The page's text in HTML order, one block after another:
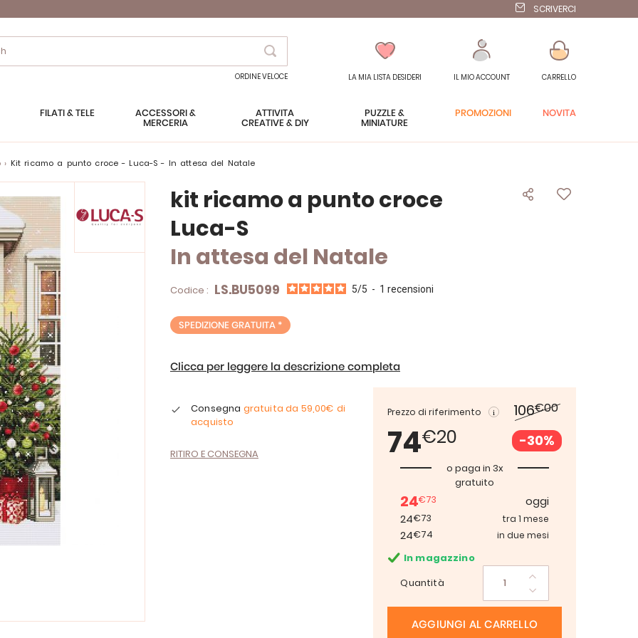
SCRIVERCI
Search
ORDINE VELOCE LA MIA LISTA DESIDERI IL MIO ACCOUNT CARRELLO
FILATI & TELE
ACCESSORI &
MERCERIA
ATTIVITÀ
CREATIVE & DIY
PUZZLE &
MINIATURE
PROMOZIONI NOVITÀ
kit ricamo a punto croce - Luca-S - In attesa del Natale
kit ricamo a punto croce
Luca-S
In attesa del Natale
Codice : LS.BU5099 5/5 - 1 recensioni
SPEDIZIONE GRATUITA *
Clicca per leggere la descrizione completa
Prezzo di riferimento 106€00
74€20 -30%
o paga in 3x
gratuito
24€73
oggi
24€73 tra 1 mese
24€74 in due mesi
In magazzino
Quantità
AGGIUNGI AL CARRELLO
Consegna gratuita da 59,00€ di
acquisto
RITIRO E CONSEGNA